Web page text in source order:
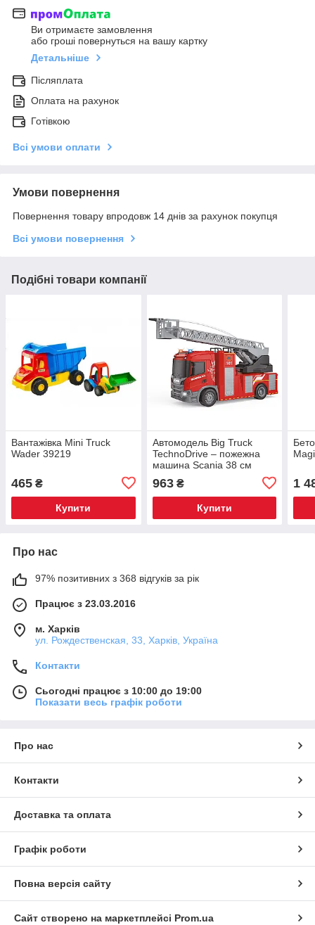
Ви отримаєте замовлення
або гроші повернуться на вашу картку
Детальніше
Післяплата
Оплата на рахунок
Готівкою
Всі умови оплати
Умови повернення
Повернення товару впродовж 14 днів за рахунок покупця
Всі умови повернення
Подібні товари компанії
Вантажівка Mini Truck
Wader 39219
465 ₴
Купити
Автомодель Big Truck
TechnoDrive – пожежна
машина Scania 38 см
963₴
Купити
1
Про нас
97% позитивних з 368 відгуків за рік
Працює з 23.03.2016
м. Харків
ул. Рождественская, 33, Харків, Україна
Контакти
Сьогодні працює з 10:00 до 19:00
Показати весь графік роботи
Про нас
Контакти
Доставка та оплата
Графік роботи
Повна версія сайту
Сайт створено на маркетплейсі Prom.ua